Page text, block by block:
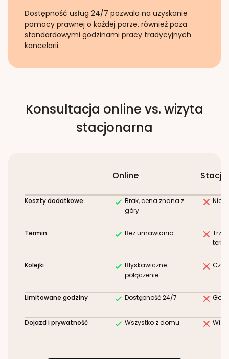
Dostępność usług 24/7 pozwala na uzyskanie
pomocy prawnej o każdej porze, również poza
standardowymi godzinami pracy tradycyjnych
kancelarii.
Konsultacja online vs. wizyta
stacjonarna
Online
Koszty dodatkowe
Brak, cena znana z
góry
Termin Bez umawiania
Kolejki
Błyskawiczne
połączenie
Limitowane godziny Dostępność 24/7
Dojazd i prywatność Wszystko z domu